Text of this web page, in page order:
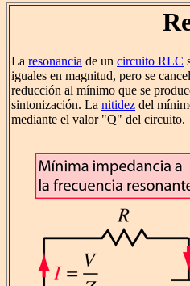
La resonancia de un circuito RLC
iguales en magnitud, pero se
reducción al mínimo que se
sintonización. La nitidez del
mediante el valor "Q" del circuito.